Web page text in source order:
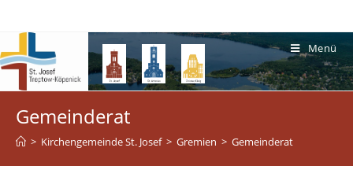
Menü
Gemeinderat
> Kirchengemeinde St. Josef > Gremien > Gemeinderat